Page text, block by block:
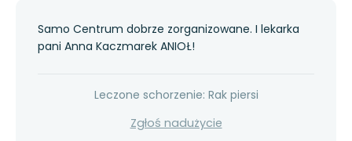
Samo Centrum dobrze zorganizowane. I lekarka
pani Anna Kaczmarek ANIOŁ!
Leczone schorzenie: Rak piersi
Zgłoś nadużycie